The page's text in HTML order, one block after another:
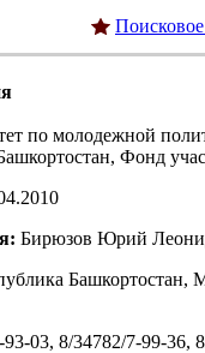
по молодежной
Фонд
Бирюзов Юрий
03, 8/34782/7-99-36,